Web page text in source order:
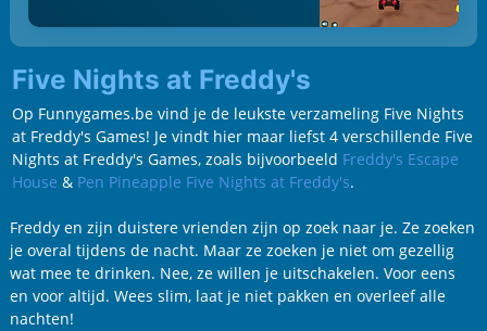
Five Nights at Freddy's
Op Funnygames.be vind je de leukste verzameling Five Nights
at Freddy's Games! Je vindt hier maar liefst 4 verschillende Five
Nights at Freddy's Games, zoals bijvoorbeeld Freddy's Escape
House & Pen Pineapple Five Nights at Freddy's.
Freddy en zijn duistere vrienden zijn op zoek naar je. Ze zoeken
je overal tijdens de nacht. Maar ze zoeken je niet om gezellig
wat mee te drinken. Nee, ze willen je uitschakelen. Voor eens
en voor altijd. Wees slim, laat je niet pakken en overleef alle
nachten!